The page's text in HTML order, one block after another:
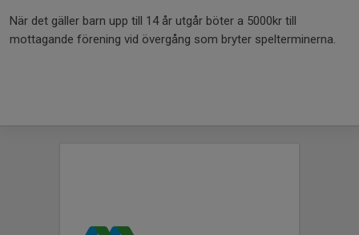
När det gäller barn upp till 14 år utgår böter a 5000kr till
mottagande förening vid övergång som bryter spelterminerna.